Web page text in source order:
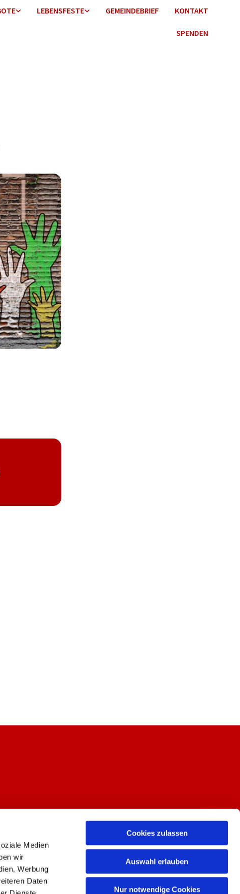
Medien
wir
Werbung
Daten
Cookies zulassen
Auswahl erlauben
Nur notwendige Cookies
LEBENSFESTE GEMEINDEBRIEF KONTAKT
SPENDEN